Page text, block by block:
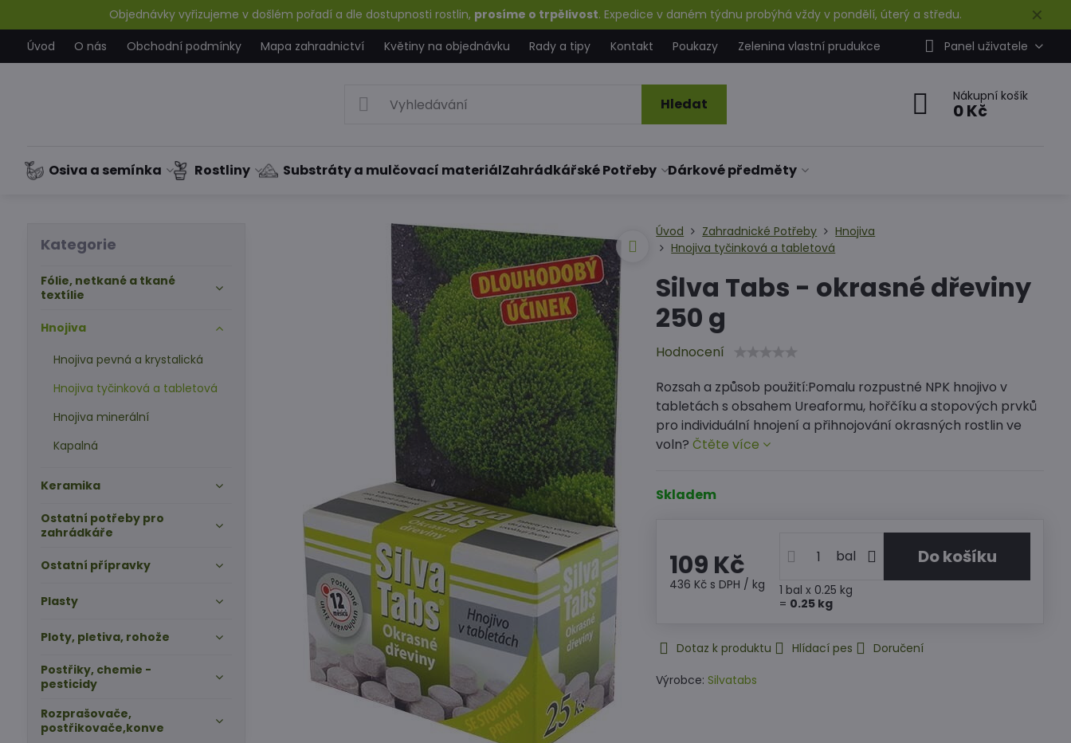
✕
Objednávky vyřizujeme v došlém pořadí a dle dostupnosti rostlin, prosíme o trpělivost. Expedice v daném týdnu probýhá vždy v pondělí, úterý a středu.
Úvod
O nás Obchodní podmínky Mapa zahradnictví Květiny na objednávku Rady a tipy Kontakt Poukazy Zelenina vlastní prudukce Panel uživatele
Hledat Nákupní košík
0 Kč
Osiva a semínka Rostliny Substráty a mulčovací materiálZahrádkářské Potřeby Dárkové předměty
Úvod Zahradnické Potřeby
Hnojiva
Hnojiva tyčinková a tabletová
Silva Tabs - okrasné dřeviny
250 g
Hodnocení
Rozsah a způsob použití:Pomalu rozpustné NPK hnojivo v
tabletách s obsahem Ureaformu, hořčíku a stopových prvků
pro individuální hnojení a přihnojování okrasných rostlin ve
voln?Čtěte více
Skladem
109 Kč
436 Kč s DPH / kg
bal Do košíku
1 bal x 0.25 kg
= 0.25kg
Dotaz k produktu Hlídací pes
Doručení
Výrobce: Silvatabs
Kategorie
Fólie, netkané a tkané
textílie
Hnojiva
Hnojiva pevná a krystalická
Hnojiva tyčinková a tabletová
Hnojiva minerální
Kapalná
Keramika
Ostatní potřeby pro
zahrádkáře
Ostatní přípravky
Plasty
Ploty, pletiva, rohože
Postřiky, chemie -
pesticidy
Rozprašovače,
postřikovače,konve